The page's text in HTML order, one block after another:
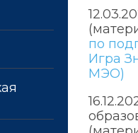
по
Игра
МЭО)